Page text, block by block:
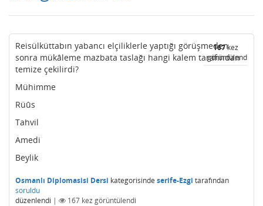
167kez
görüntülendi
Reisülküttabın yabancı elçiliklerle yaptığı görüşmeden
sonra mükâleme mazbata taslağı hangi kalem tarafından
temize çekilirdi?
Mühimme
Rüûs
Tahvil
Amedi
Beylik
Osmanlı Diplomasisi Dersi kategorisinde serife-Ezgi tarafından
soruldu
düzenlendi | 167 kez görüntülendi